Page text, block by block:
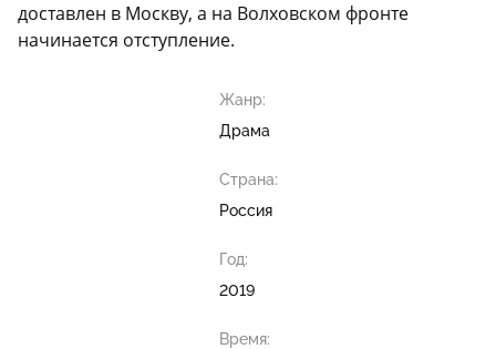
доставлен в Москву, а на Волховском фронте
начинается отступление.
Жанр:
Драма
Страна:
Россия
Год:
2019
Время: